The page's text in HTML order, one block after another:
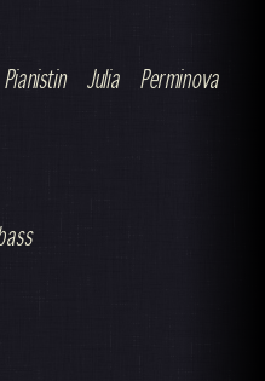
Julia Perminova